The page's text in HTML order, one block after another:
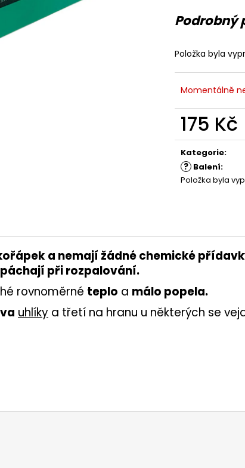
Podrobný
Položka byla
Momentálně
175 Kč
Měrná
cena:
Kategorie:
? Balení:
Položka byla
a nemají žádné chemické
při rozpalování.
rovnoměrné teplo a málo popela.
uhlíky a třetí na hranu u některých se